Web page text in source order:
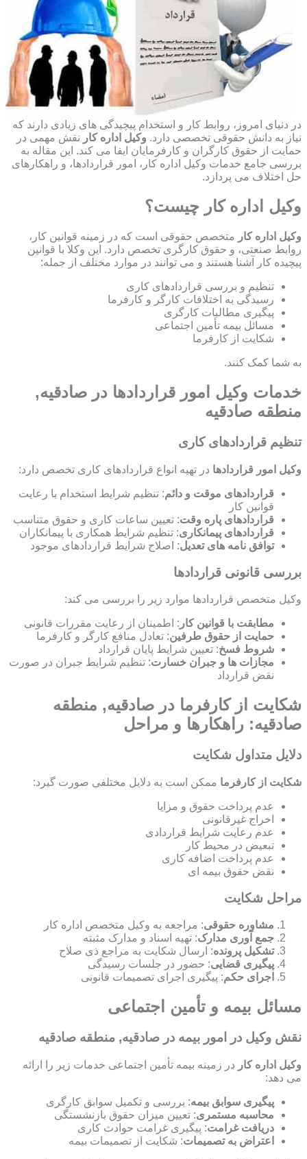
در دنیای امروز، روابط کار و استخدام پیچیدگی های زیادی دارند که
نیاز به دانش حقوقی تخصصی دارد. وکیل اداره کار نقش مهمی در
حمایت از حقوق کارگران و کارفرمایان ایفا می کند. این مقاله به
بررسی جامع خدمات وکیل اداره کار، امور قراردادها، و راهکارهای
حل اختلاف می پردازد.
وکیل اداره کار چیست؟
وکیل اداره کار متخصص حقوقی است که در زمینه قوانین کار،
روابط صنعتی، و حقوق کارگری تخصص دارد. این وکلا با قوانین
پیچیده کار آشنا هستند و می توانند در موارد مختلف از جمله:
تنظیم و بررسی قراردادهای کاری
رسیدگی به اختلافات کارگر و کارفرما
پیگیری مطالبات کارگری
مسائل بیمه تأمین اجتماعی
شکایت از کارفرما
به شما کمک کنند.
خدمات وکیل امور قراردادها در صادقیه,
منطقه صادقیه
تنظیم قراردادهای کاری
وکیل امور قراردادها در تهیه انواع قراردادهای کاری تخصص دارد:
قراردادهای موقت و دائم: تنظیم شرایط استخدام با رعایت
قوانین کار
قراردادهای پاره وقت: تعیین ساعات کاری و حقوق متناسب
قراردادهای پیمانکاری: تنظیم شرایط همکاری با پیمانکاران
توافق نامه های تعدیل: اصلاح شرایط قراردادهای موجود
بررسی قانونی قراردادها
وکیل متخصص قراردادها موارد زیر را بررسی می کند:
مطابقت با قوانین کار : اطمینان از رعایت مقررات قانونی
حمایت از حقوق طرفین: تعادل منافع کارگر و کارفرما
شروط فسخ: تعیین شرایط پایان قرارداد
مجازات ها و جبران خسارت: تنظیم شرایط جبران در صورت
نقض قرارداد
شکایت از کارفرما در صادقیه, منطقه
صادقیه: راهکارها و مراحل
دلایل متداول شکایت
شکایت از کارفرما ممکن است به دلایل مختلفی صورت گیرد:
عدم پرداخت حقوق و مزایا
اخراج غیرقانونی
عدم رعایت شرایط قراردادی
تبعیض در محیط کار
عدم پرداخت اضافه کاری
نقض حقوق بیمه ای
مراحل شکایت
مشاوره حقوقی: مراجعه به وکیل متخصص اداره کار
جمع آوری مدارک: تهیه اسناد و مدارک مثبته
تشکیل پرونده: ارسال شکایت به مراجع ذی صلاح
پیگیری قضایی: حضور در جلسات رسیدگی
اجرای حکم: پیگیری اجرای تصمیمات قانونی
مسائل بیمه و تأمین اجتماعی
نقش وکیل در امور بیمه در صادقیه, منطقه صادقیه
وکیل اداره کار در زمینه بیمه تأمین اجتماعی خدمات زیر را ارائه
می دهد:
پیگیری سوابق بیمه: بررسی و تکمیل سوابق کارگری
محاسبه مستمری: تعیین میزان حقوق بازنشستگی
دریافت غرامت: پیگیری غرامت حوادث کاری
اعتراض به تصمیمات: شکایت از تصمیمات بیمه